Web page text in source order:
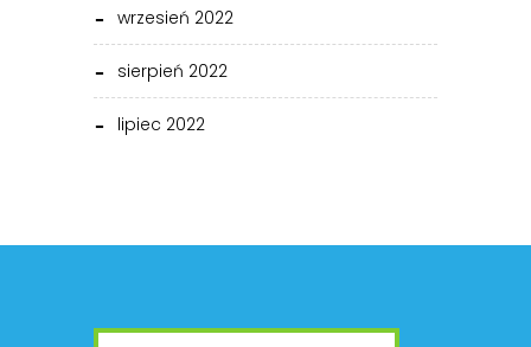
wrzesień 2022
sierpień 2022
lipiec 2022